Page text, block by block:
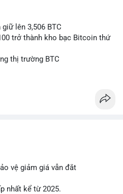
lên 3,506 BTC
trở thành kho bạc Bitcoin thứ
thị trường BTC
vệ giảm giá vẫn đắt
nhất kể từ 2025.